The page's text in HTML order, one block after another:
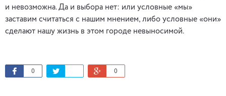
и невозможна. Да и выбора нет: или условные «мы»
заставим считаться с нашим мнением, либо условные «они»
сделают нашу жизнь в этом городе невыносимой.
0 0